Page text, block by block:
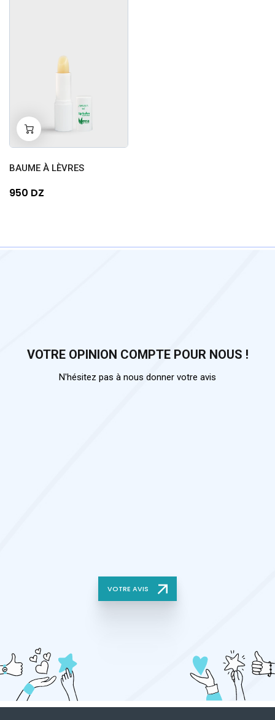
- 0+
BAUME À LÈVRES
950 DZ
VOTRE OPINION COMPTE POUR NOUS !
N'hésitez pas à nous donner votre avis
VOTRE AVIS